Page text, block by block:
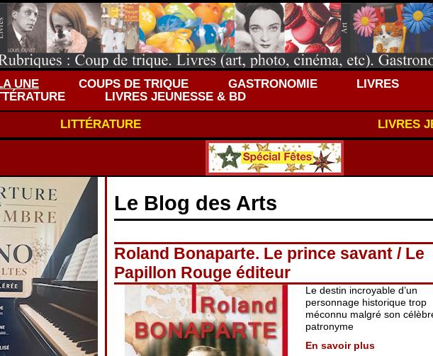
UNE COUPS DE TRIQUE GASTRONOMIE
LIVRES
LIVRES JEUNESSE & BD
LITTÉRATURE
LIVRES
Le Blog des Arts
Roland Bonaparte. Le prince savant / Le
Papillon Rouge éditeur
Le destin incroyable d’un
personnage historique trop
méconnu malgré son
patronyme
En savoir plus